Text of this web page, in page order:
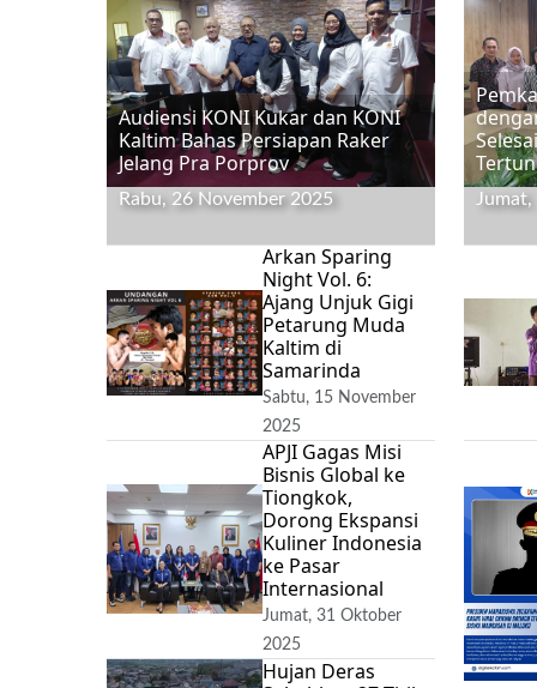
Audiensi KONI Kukar dan KONI
Kaltim Bahas Persiapan Raker
Jelang Pra Porprov
Rabu, 26 November 2025
Arkan Sparing
Night Vol. 6:
Ajang Unjuk Gigi
Petarung Muda
Kaltim di
Samarinda
Sabtu, 15 November
2025
APJI Gagas Misi
Bisnis Global ke
Tiongkok,
Dorong Ekspansi
Kuliner Indonesia
ke Pasar
Internasional
Jumat, 31 Oktober
2025
Hujan Deras